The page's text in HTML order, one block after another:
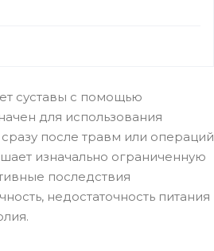
суставы с помощью
для использования
после травм или операций
изначально ограниченную
последствия
недостаточность питания